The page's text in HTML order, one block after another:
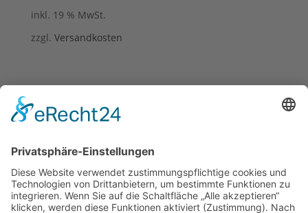
inkl. 19 % MwSt.
zzgl. Versandkosten
Jesuskind”
9,50 €
inkl. 19 % MwSt.
zzgl.Versandkosten